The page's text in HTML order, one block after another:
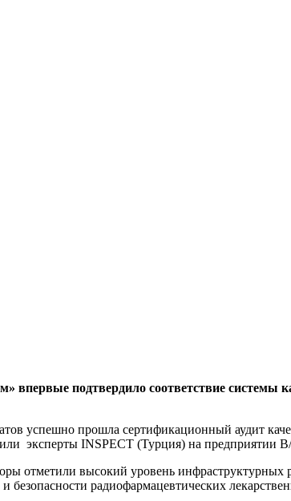
впервые подтвердило соответствие
успешно прошла сертификационный аудит
эксперты INSPECT (Турция) на предприятии
отметили высокий уровень
безопасности радиофармацевтических